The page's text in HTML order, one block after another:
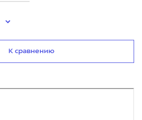
К сравнению